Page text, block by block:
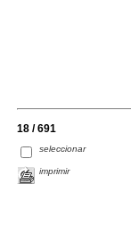
18 / 691
seleccionar
imprimir